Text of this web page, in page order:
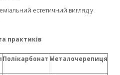
естетичний вигляд у
практиків
ПолікарбонатМеталочерепиця